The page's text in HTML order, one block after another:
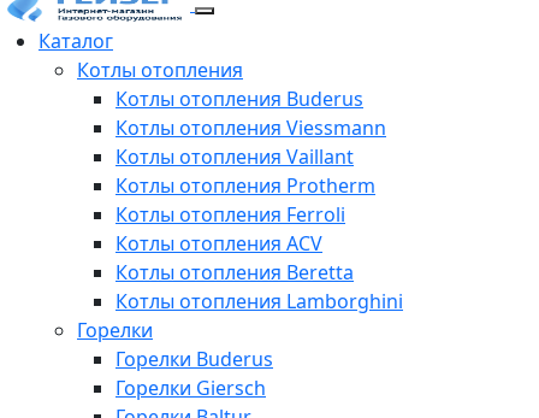
Каталог
Котлы отопления
Котлы отопления Buderus
Котлы отопления Viessmann
Котлы отопления Vaillant
Котлы отопления Protherm
Котлы отопления Ferroli
Котлы отопления ACV
Котлы отопления Beretta
Котлы отопления Lamborghini
Горелки
Горелки Buderus
Горелки Giersch